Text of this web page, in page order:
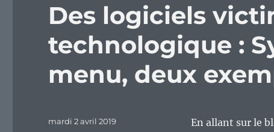
Des logiciels
technologique :
menu, deux
En allant sur le
Publié
mardi 2 avril 2019